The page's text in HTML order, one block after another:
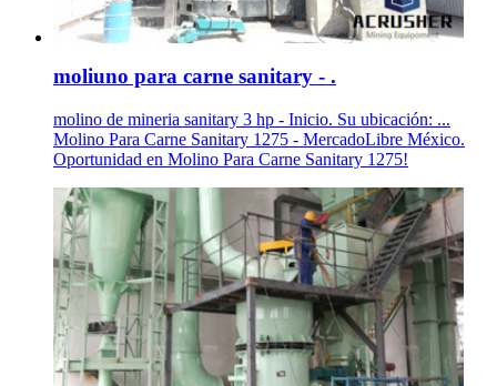
moliuno para carne sanitary - .
molino de mineria sanitary 3 hp - Inicio. Su ubicación: ...
Molino Para Carne Sanitary 1275 - MercadoLibre México.
Oportunidad en Molino Para Carne Sanitary 1275!